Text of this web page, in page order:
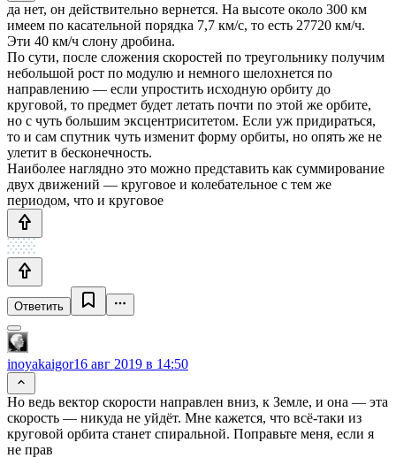
да нет, он действительно вернется. На высоте около 300 км
имеем по касательной порядка 7,7 км/с, то есть 27720 км/ч.
Эти 40 км/ч слону дробина.
По сути, после сложения скоростей по треугольнику получим
небольшой рост по модулю и немного шелохнется по
направлению — если упростить исходную орбиту до
круговой, то предмет будет летать почти по этой же орбите,
но с чуть большим эксцентриситетом. Если уж придираться,
то и сам спутник чуть изменит форму орбиты, но опять же не
улетит в бесконечность.
Наиболее наглядно это можно представить как суммирование
двух движений — круговое и колебательное с тем же
периодом, что и круговое
Ответить
inoyakaigor16 авг 2019 в 14:50
Но ведь вектор скорости направлен вниз, к Земле, и она — эта
скорость — никуда не уйдёт. Мне кажется, что всё-таки из
круговой орбита станет спиральной. Поправьте меня, если я
не прав